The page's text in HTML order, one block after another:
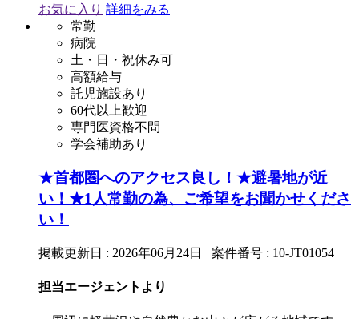
お気に入り 詳細をみる
常勤
病院
土・日・祝休み可
高額給与
託児施設あり
60代以上歓迎
専門医資格不問
学会補助あり
★首都圏へのアクセス良し！★避暑地が近
い！★1人常勤の為、ご希望をお聞かせくださ
い！
掲載更新日 : 2026年06月24日 案件番号 : 10-JT01054
担当エージェントより